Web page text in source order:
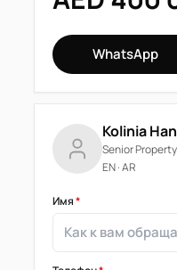
WhatsApp
Kolinia
Senior
EN · AR
Имя*